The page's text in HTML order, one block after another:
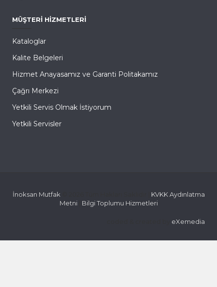
MÜŞTERI HIZMETLERI
Kataloglar
Kalite Belgeleri
Hizmet Anayasamız ve Garanti Politakamız
Çağrı Merkezi
Yetkili Servis Olmak İstiyorum
Yetkili Servisler
İnoksan Mutfak
KVKK Aydınlatma
Metni| Bilgi Toplumu Hizmetleri
eXemedia